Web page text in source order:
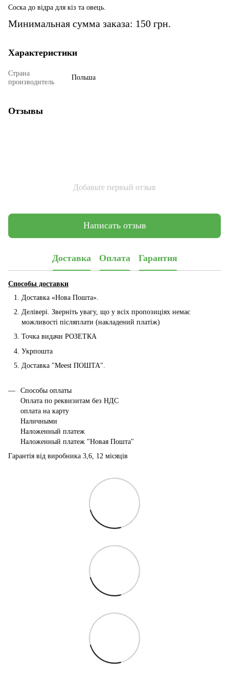
Соска до відра для кіз та овець.
Минимальная сумма заказа: 150 грн.
Характеристики
Страна
производитель
Польша
Отзывы
Добавьте первый отзыв
Написать отзыв
Доставка Оплата Гарантия
Способы доставки
Доставка «Нова Пошта».
Делівері. Зверніть увагу, що у всіх пропозиціях немає
можливості післяплати (накладений платіж)
Точка видачи РОЗЕТКА
Укрпошта
Доставка "Мeest ПОШТА".
Способы оплаты
Оплата по реквизитам без НДС
оплата на карту
Наличными
Наложенный платеж
Наложенный платеж "Новая Пошта"
Гарантія від виробника 3,6, 12 місяців